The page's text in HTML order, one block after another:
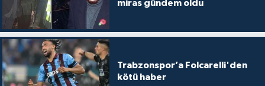
miras gündem oldu
Trabzonspor’a Folcarelli'den
kötü haber